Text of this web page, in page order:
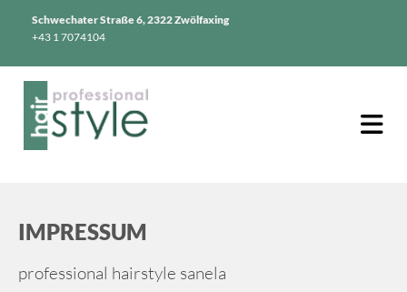
Schwechater Straße 6, 2322 Zwölfaxing
+43 1 7074104
IMPRESSUM
professional hairstyle sanela